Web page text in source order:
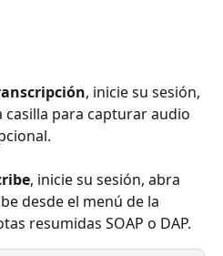
, inicie su sesión,
para capturar audio
, inicie su sesión, abra
desde el menú de la
resumidas SOAP o DAP.